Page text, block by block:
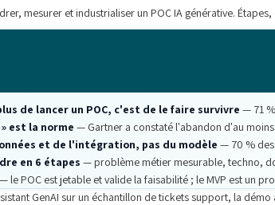
mesurer et industrialiser un POC IA générative.
de lancer un POC, c'est de le faire survivre — 71
est la norme — Gartner a constaté l'abandon d'au
et de l'intégration, pas du modèle — 70 % des
en 6 étapes — problème métier mesurable, techno,
— le POC est jetable et valide la faisabilité ; le MVP est un
GenAI sur un échantillon de tickets support, la